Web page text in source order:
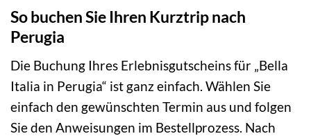
So buchen Sie Ihren Kurztrip nach
Perugia
Die Buchung Ihres Erlebnisgutscheins für „Bella
Italia in Perugia“ ist ganz einfach. Wählen Sie
einfach den gewünschten Termin aus und folgen
Sie den Anweisungen im Bestellprozess. Nach